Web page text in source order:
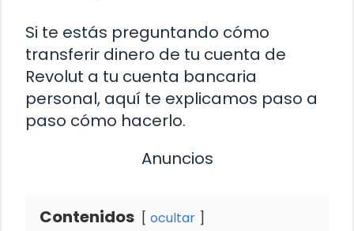
Si te estás preguntando cómo
transferir dinero de tu cuenta de
Revolut a tu cuenta bancaria
personal, aquí te explicamos paso a
paso cómo hacerlo.
Anuncios
Contenidos ocultar